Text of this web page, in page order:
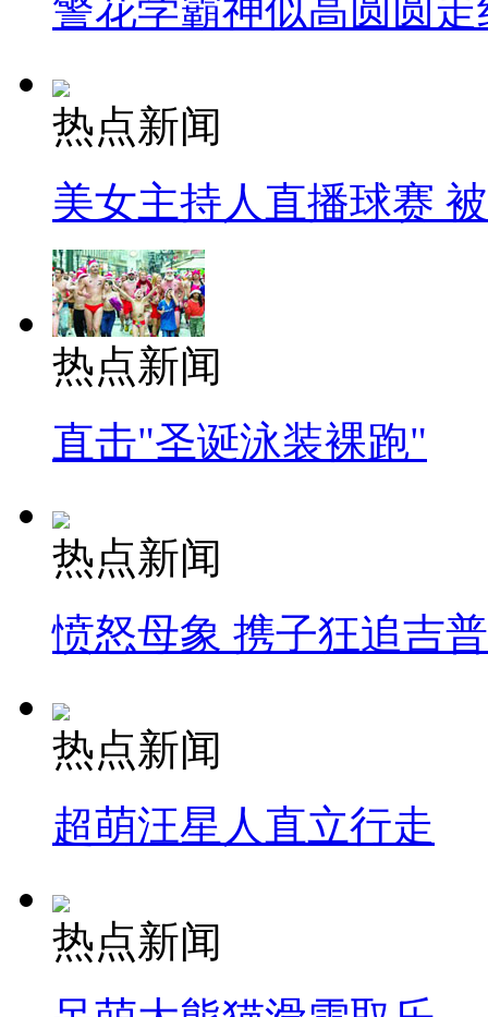
警花学霸神似高圆圆走
热点新闻
美女主持人直播球赛
热点新闻
直击"圣诞泳装裸跑"
热点新闻
愤怒母象 携子狂追吉
热点新闻
超萌汪星人直立行走
热点新闻